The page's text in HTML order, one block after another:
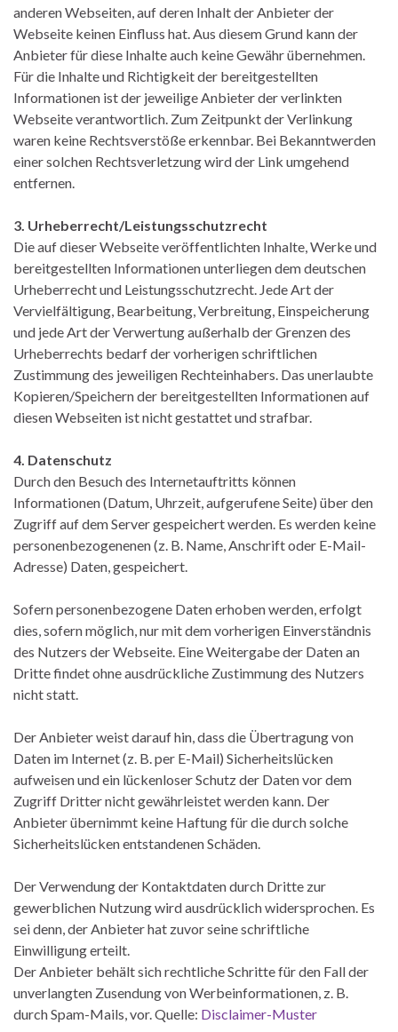
anderen Webseiten, auf deren Inhalt der Anbieter der
Webseite keinen Einfluss hat. Aus diesem Grund kann der
Anbieter für diese Inhalte auch keine Gewähr übernehmen.
Für die Inhalte und Richtigkeit der bereitgestellten
Informationen ist der jeweilige Anbieter der verlinkten
Webseite verantwortlich. Zum Zeitpunkt der Verlinkung
waren keine Rechtsverstöße erkennbar. Bei Bekanntwerden
einer solchen Rechtsverletzung wird der Link umgehend
entfernen.
3. Urheberrecht/Leistungsschutzrecht
Die auf dieser Webseite veröffentlichten Inhalte, Werke und
bereitgestellten Informationen unterliegen dem deutschen
Urheberrecht und Leistungsschutzrecht. Jede Art der
Vervielfältigung, Bearbeitung, Verbreitung, Einspeicherung
und jede Art der Verwertung außerhalb der Grenzen des
Urheberrechts bedarf der vorherigen schriftlichen
Zustimmung des jeweiligen Rechteinhabers. Das unerlaubte
Kopieren/Speichern der bereitgestellten Informationen auf
diesen Webseiten ist nicht gestattet und strafbar.
4. Datenschutz
Durch den Besuch des Internetauftritts können
Informationen (Datum, Uhrzeit, aufgerufene Seite) über den
Zugriff auf dem Server gespeichert werden. Es werden keine
personenbezogenenen (z. B. Name, Anschrift oder E-Mail-
Adresse) Daten, gespeichert.
Sofern personenbezogene Daten erhoben werden, erfolgt
dies, sofern möglich, nur mit dem vorherigen Einverständnis
des Nutzers der Webseite. Eine Weitergabe der Daten an
Dritte findet ohne ausdrückliche Zustimmung des Nutzers
nicht statt.
Der Anbieter weist darauf hin, dass die Übertragung von
Daten im Internet (z. B. per E-Mail) Sicherheitslücken
aufweisen und ein lückenloser Schutz der Daten vor dem
Zugriff Dritter nicht gewährleistet werden kann. Der
Anbieter übernimmt keine Haftung für die durch solche
Sicherheitslücken entstandenen Schäden.
Der Verwendung der Kontaktdaten durch Dritte zur
gewerblichen Nutzung wird ausdrücklich widersprochen. Es
sei denn, der Anbieter hat zuvor seine schriftliche
Einwilligung erteilt.
Der Anbieter behält sich rechtliche Schritte für den Fall der
unverlangten Zusendung von Werbeinformationen, z. B.
durch Spam-Mails, vor. Quelle: Disclaimer-Muster